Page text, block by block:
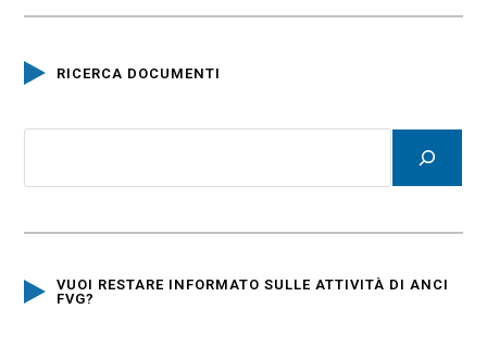
RICERCA DOCUMENTI
VUOI RESTARE INFORMATO SULLE ATTIVITÀ DI ANCI
FVG?